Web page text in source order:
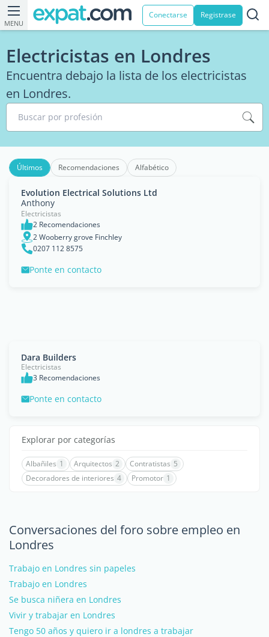
MENU
Conectarse Registrase
Electricistas en Londres
Encuentra debajo la lista de los electricistas
en Londres.
Buscar por profesión
Últimos Recomendaciones Alfabético
Evolution Electrical Solutions Ltd
Anthony
Electricistas
2 Recomendaciones
2 Wooberry grove Finchley
0207 112 8575
Ponte en contacto
Dara Builders
Electricistas
3 Recomendaciones
Ponte en contacto
Explorar por categorías
Albañiles 1 Arquitectos 2 Contratistas 5
Decoradores de interiores 4 Promotor 1
Conversaciones del foro sobre empleo en
Londres
Trabajo en Londres sin papeles
Trabajo en Londres
Se busca niñera en Londres
Vivir y trabajar en Londres
Tengo 50 años y quiero ir a londres a trabajar